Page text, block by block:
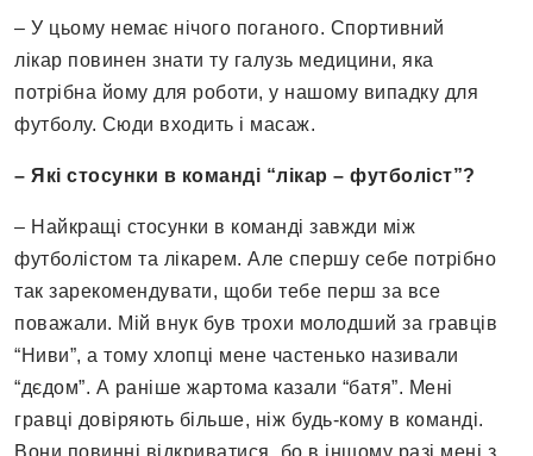
– У цьому немає нічого поганого. Спортивний
лікар повинен знати ту галузь медицини, яка
потрібна йому для роботи, у нашому випадку для
футболу. Сюди входить і масаж.
– Які стосунки в команді “лікар – футболіст”?
– Найкращі стосунки в команді завжди між
футболістом та лікарем. Але спершу себе потрібно
так зарекомендувати, щоби тебе перш за все
поважали. Мій внук був трохи молодший за гравців
“Ниви”, а тому хлопці мене частенько називали
“дєдом”. А раніше жартома казали “батя”. Мені
гравці довіряють більше, ніж будь-кому в команді.